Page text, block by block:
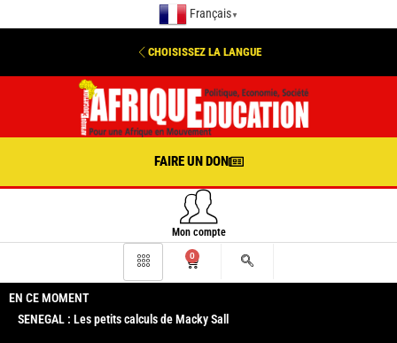
Français ▼
CHOISISSEZ LA LANGUE
FAIRE UN DON
Mon compte
0
EN CE MOMENT
SENEGAL : Les petits calculs de Macky Sall